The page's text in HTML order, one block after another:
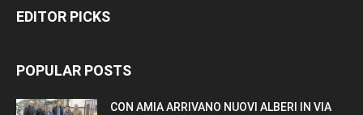
EDITOR PICKS
POPULAR POSTS
CON AMIA ARRIVANO NUOVI ALBERI IN VIA